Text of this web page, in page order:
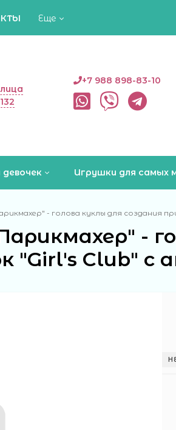
Еще
+7 988 898-83-10
Игрушки для самых
- голова куклы для создания
-
"Girl's Club" с